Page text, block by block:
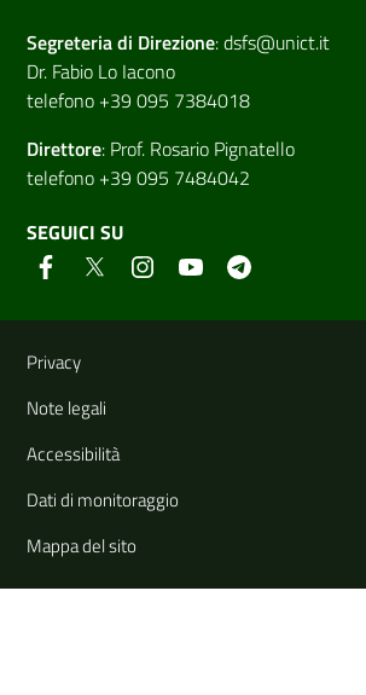
Segreteria di Direzione:dsfs@unict.it
Dr. Fabio Lo Iacono
telefono +39 095 7384018
Direttore: Prof. Rosario Pignatello
telefono +39 095 7484042
SEGUICI SU
Link e informazioni utili
Privacy
Note legali
Accessibilità
Dati di monitoraggio
Mappa del sito